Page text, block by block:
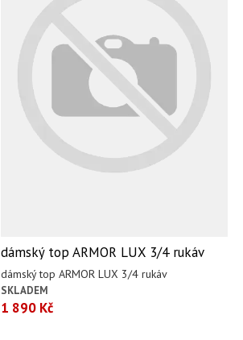
dámský top ARMOR LUX 3/4 rukáv
dámský top ARMOR LUX 3/4 rukáv
SKLADEM
1 890 Kč